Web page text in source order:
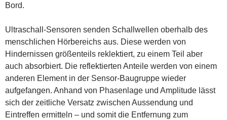
Bord.
Ultraschall-Sensoren senden Schallwellen oberhalb des
menschlichen Hörbereichs aus. Diese werden von
Hindernissen größenteils reklektiert, zu einem Teil aber
auch absorbiert. Die reflektierten Anteile werden von einem
anderen Element in der Sensor-Baugruppe wieder
aufgefangen. Anhand von Phasenlage und Amplitude lässt
sich der zeitliche Versatz zwischen Aussendung und
Eintreffen ermitteln – und somit die Entfernung zum